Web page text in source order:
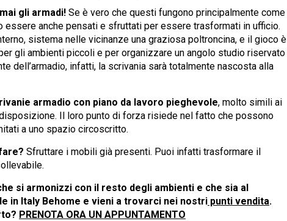
gli armadi! Se è vero che questi fungono principalmente come
anche pensati e sfruttati per essere trasformati in ufficio.
sistema nelle vicinanze una graziosa poltroncina, e il gioco è
gli ambienti piccoli e per organizzare un angolo studio riservato
dell’armadio, infatti, la scrivania sarà totalmente nascosta alla
armadio con piano da lavoro pieghevole, molto simili ai
Il loro punto di forza risiede nel fatto che possono
a uno spazio circoscritto.
Sfruttare i mobili già presenti. Puoi infatti trasformare il
si armonizzi con il resto degli ambienti e che sia al
in Italy Behome e vieni a trovarci nei nostri punti vendita.
PRENOTA ORA UN APPUNTAMENTO